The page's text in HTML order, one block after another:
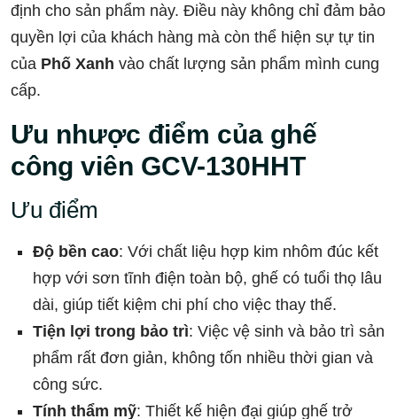
định cho sản phẩm này. Điều này không chỉ đảm bảo
quyền lợi của khách hàng mà còn thể hiện sự tự tin
của Phố Xanh vào chất lượng sản phẩm mình cung
cấp.
Ưu nhược điểm của ghế
công viên GCV-130HHT
Ưu điểm
Độ bền cao: Với chất liệu hợp kim nhôm đúc kết
hợp với sơn tĩnh điện toàn bộ, ghế có tuổi thọ lâu
dài, giúp tiết kiệm chi phí cho việc thay thế.
Tiện lợi trong bảo trì: Việc vệ sinh và bảo trì sản
phẩm rất đơn giản, không tốn nhiều thời gian và
công sức.
Tính thẩm mỹ: Thiết kế hiện đại giúp ghế trở